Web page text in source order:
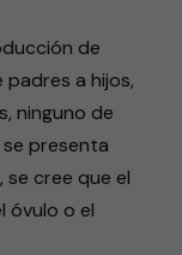
de
a hijos,
ninguno de
presenta
cree que el
óvulo o el